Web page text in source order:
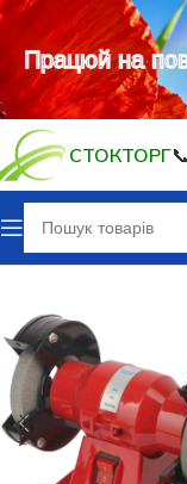
СТОКТОРГ
Головна
Працюй на